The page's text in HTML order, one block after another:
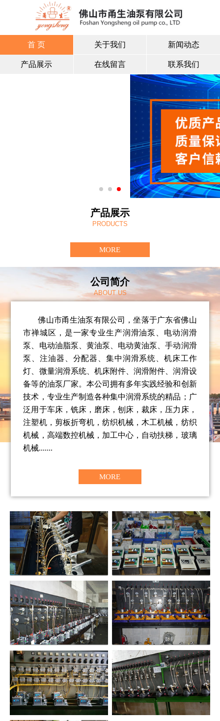
首 页 关于我们 新闻动态
产品展示 在线留言 联系我们
产品展示
PRODUCTS
MORE
公司简介
ABOUT US
佛山市甬生油泵有限公司，坐落于广东省佛山
市禅城区，是一家专业生产润滑油泵、电动润滑
泵、电动油脂泵、 黄油泵、电动黄油泵、手动润滑
泵、注油器、分配器、集中润滑系统、机床工作
灯、微量润滑系统、机床附件、润滑附件、润滑设
备等的油泵厂家。 本公司拥有多年实践经验和创新
技术，专业生产制造各种集中润滑系统的精品；广
泛用于车床，铣床，磨床，刨床，裁床，压力床，
注塑机，剪板折弯机，纺织机械，木工机械，纺织
机械，高端数控机械，加工中心，自动扶梯，玻璃
机械.......
MORE